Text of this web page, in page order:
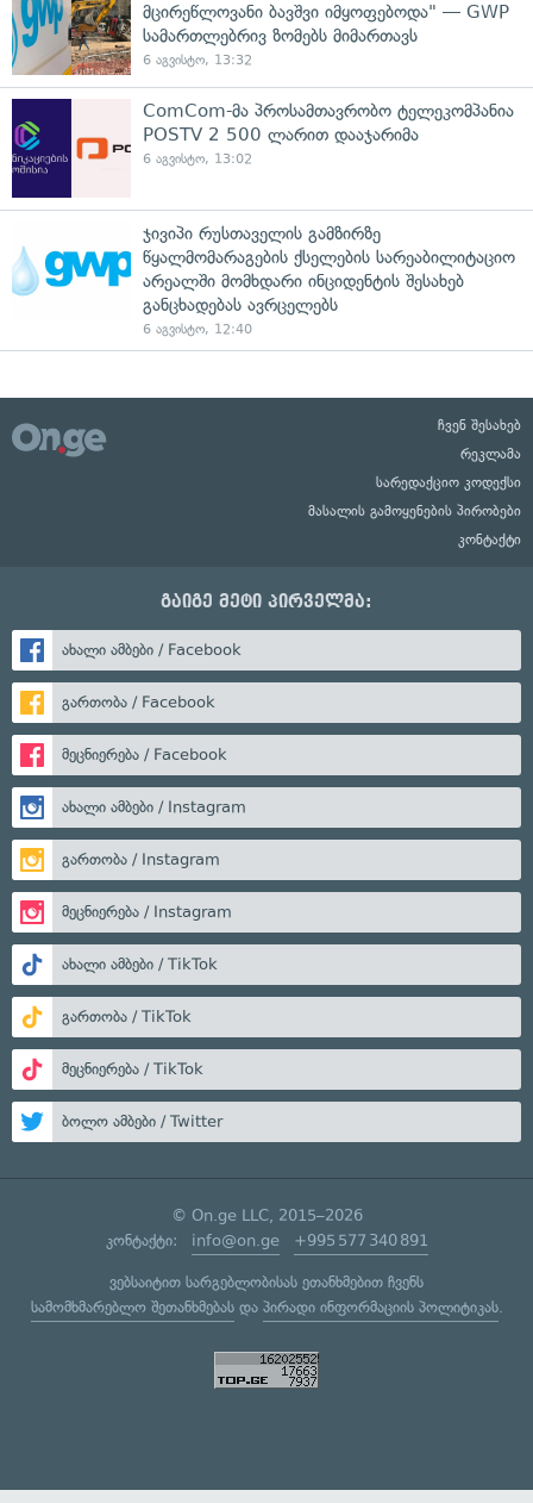
მცირეწლოვანი ბავშვი იმყოფებოდა" — GWP
სამართლებრივ ზომებს მიმართავს
6 აგვისტო, 13:32
ComCom-მა პროსამთავრობო ტელეკომპანია
POSTV 2 500 ლარით დააჯარიმა
6 აგვისტო, 13:02
ჯივიპი რუსთაველის გამზირზე
წყალმომარაგების ქსელების სარეაბილიტაციო
არეალში მომხდარი ინციდენტის შესახებ
განცხადებას ავრცელებს
6 აგვისტო, 12:40
ჩვენ შესახებ
რეკლამა
სარედაქციო კოდექსი
მასალის გამოყენების პირობები
კონტაქტი
გაიგე მეტი პირველმა:
ახალი ამბები / Facebook
გართობა / Facebook
მეცნიერება / Facebook
ახალი ამბები / Instagram
გართობა / Instagram
მეცნიერება / Instagram
ახალი ამბები / TikTok
გართობა / TikTok
მეცნიერება / TikTok
ბოლო ამბები / Twitter
© On.ge LLC, 2015–2026
კონტაქტი: info@on.ge +995 577 340 891
ვებსაიტით სარგებლობისას ეთანხმებით ჩვენს
სამომხმარებლო შეთანხმებასდა პირადი ინფორმაციის პოლიტიკას.